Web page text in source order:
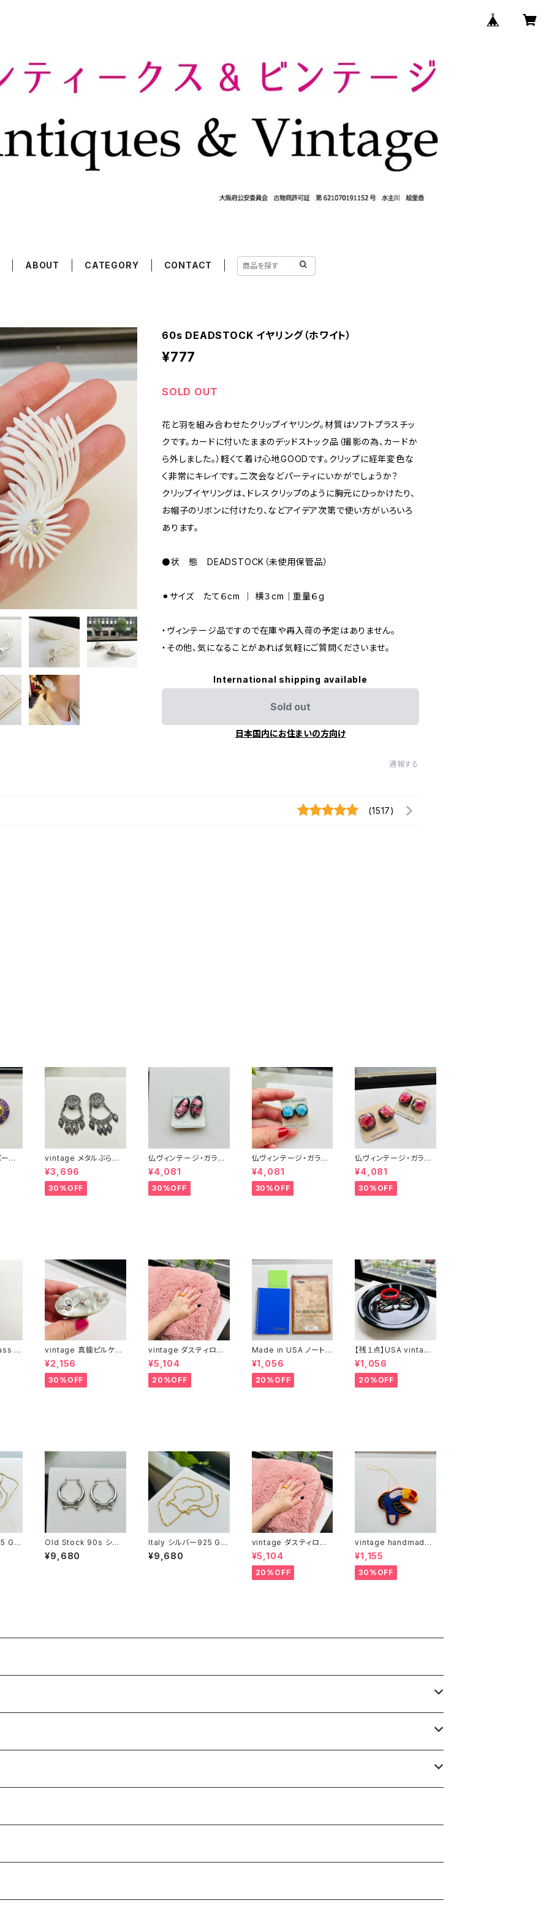
ABOUT CATEGORY CONTACT
60s DEADSTOCK イヤリング（ホワイト）
¥777
SOLD OUT
花と羽を組み合わせたクリップイヤリング。材質はソフトプラスチッ
クです。カードに付いたままのデッドストック品（撮影の為、カードか
ら外しました。）軽くて着け心地GOODです。クリップに経年変色な
く非常にキレイです。二次会などパーティにいかがでしょうか？
クリップイヤリングは、ドレスクリップのように胸元にひっかけたり、
お帽子のリボンに付けたり、などアイデア次第で使い方がいろいろ
あります。
⚫️状 態 DEADSTOCK（未使用保管品）
⚫︎サイズ たて６cm ｜ 横３cm｜重量６g
・ヴィンテージ品ですので在庫や再入荷の予定はありません。
・その他、気になることがあれば気軽にご質問くださいませ。
International shipping available
Sold out
日本国内にお住まいの方向け
通報する
(1517)
プ
vintage メタルぶら下
がりイヤリング
¥3,696
30%OFF
仏ヴィンテージ・ガラス
イヤリング（ピンクOva
l）
¥4,081
30%OFF
仏ヴィンテージ・ガラス
イヤリング（ブルー丸
型）
¥4,081
30%OFF
仏ヴィンテージ・ガラス
イヤリング（ピンク・スク
エア）
¥4,081
30%OFF
c
vintage 真鍮ピルケー
ス
¥2,156
30%OFF
vintage ダスティロー
ズ バスマット
¥5,104
20%OFF
Made in USA ノート２
冊とおまけ
¥1,056
20%OFF
【残１点】USA vintage
ブラック琺瑯プレート
¥1,056
20%OFF
GP
Old Stock 90s シル
バー925 リボンフープ
ピアス
¥9,680
Italy シルバー925 GP
ツイストチェーン（45.5
cm）
¥9,680
vintage ダスティロー
ズ バスマット
¥5,104
20%OFF
vintage handmade
カラフルバード 01
¥1,155
30%OFF